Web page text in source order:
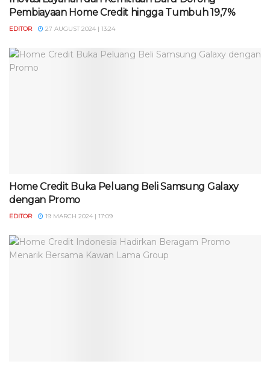
Pembiayaan Home Credit hingga Tumbuh 19,7%
EDITOR 27 AUGUST 2024 | 13:24
Home Credit Buka Peluang Beli Samsung Galaxy
dengan Promo
EDITOR 19 MARCH 2024 | 17:09